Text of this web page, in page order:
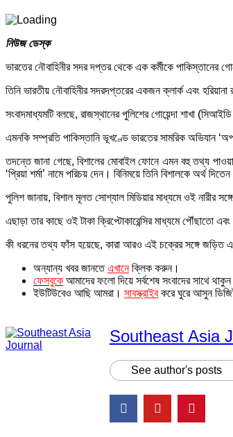
নিউজ ডেস্ক
ভারতের নৌবাহিনীর সদর দপ্তর থেকে এক কর্মীকে
তিনি ভারতীয় নৌবাহিনীর সদরদপ্তরের একজন ক্লার্ক এবং
সংবাদমাধ্যমটি বলছে, রাজস্থানের পুলিশের গোয়েন্দা শাখা
এমনকি সম্প্রতি পাকিস্তানি ভূখণ্ডে ভারতের সামরিক অভিযান
তদন্তে জানা গেছে, বিশালের মোবাইল ফোনে এমন বহু তথ্য
‘প্রিয়া শর্মা’ নামে পরিচয় দেন। বিনিময়ে তিনি বিশালকে অর্থ
পুলিশ জানায়, বিশাল মূলত সোশ্যাল মিডিয়ার মাধ্যমে ওই নারীর
এছাড়া তার কাছে ওই টাকা ক্রিপ্টোকারেন্সির মাধ্যমে পৌঁছাতো
কী ধরনের তথ্য ফাঁস হয়েছে, কারা আরও এই চক্রের সঙ্গে জড়িত
অন্যান্য খবর জানতে এখানে ক্লিক করুন।
ফেসবুকে আমাদের ফলো দিয়ে সর্বশেষ সংবাদের সাথে
ইউটিউবেও আছি আমরা। সাবস্ক্রাইব করে ঘুরে আসুন
Southeast Asia
See author's posts